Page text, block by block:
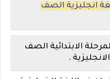
انجليزية الصف
الابتدائية الصف
.